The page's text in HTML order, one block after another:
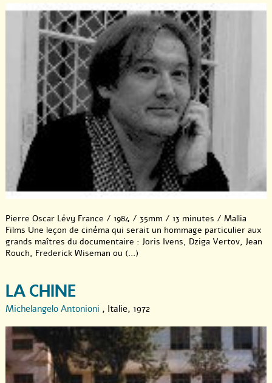
Pierre Oscar Lévy France / 1984 / 35mm / 13 minutes / Mallia
Films Une leçon de cinéma qui serait un hommage particulier aux
grands maîtres du documentaire : Joris Ivens, Dziga Vertov, Jean
Rouch, Frederick Wiseman ou (...)
LA CHINE
Michelangelo Antonioni , Italie, 1972